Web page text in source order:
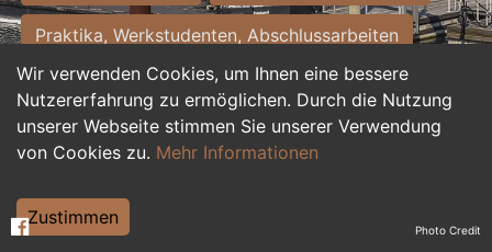
Wir verwenden Cookies, um Ihnen eine bessere
Nutzererfahrung zu ermöglichen. Durch die Nutzung
unserer Webseite stimmen Sie unserer Verwendung
von Cookies zu. Mehr Informationen
Zustimmen
Praktika, Werkstudenten, Abschlussarbeiten
Personalwesen Assistenz, Sekretariat
Hilfskräfte, Aushilfs- und Nebenjobs
Weiterbildung, Studium, duale Ausbildung Photo Credit